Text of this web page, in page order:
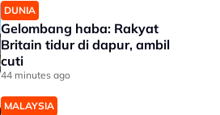
DUNIA
Gelombang haba: Rakyat
Britain tidur di dapur, ambil
cuti
44 minutes ago
MALAYSIA